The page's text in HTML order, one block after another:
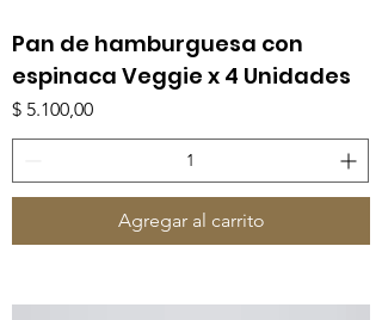
Pan de hamburguesa con
espinaca Veggie x 4 Unidades
Precio
$ 5.100,00
Agregar al carrito